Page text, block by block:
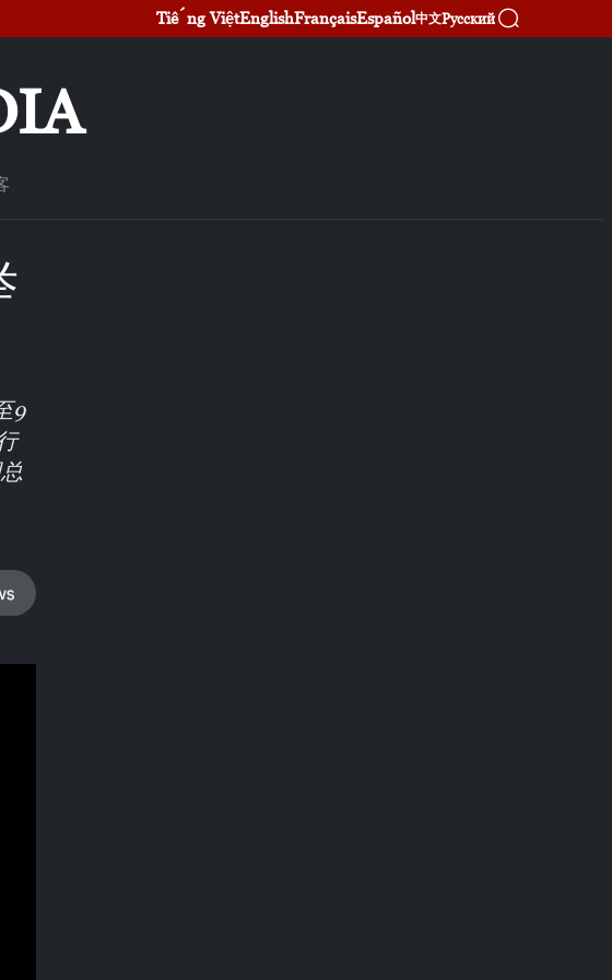
Tiếng ViệtEnglishFrançaisEspañol中文Русский
9